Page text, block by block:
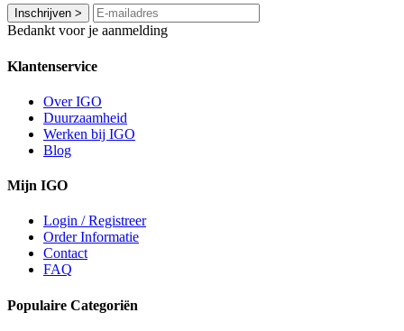
Inschrijven >
Bedankt voor je aanmelding
Klantenservice
Over IGO
Duurzaamheid
Werken bij IGO
Blog
Mijn IGO
Login / Registreer
Order Informatie
Contact
FAQ
Populaire Categoriën